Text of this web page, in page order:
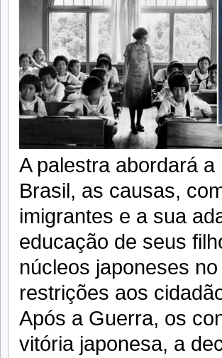
A palestra abordará
Brasil, as causas,
imigrantes e a sua
educação de seus
núcleos japoneses
restrições aos
Após a Guerra, os
vitória japonesa, a